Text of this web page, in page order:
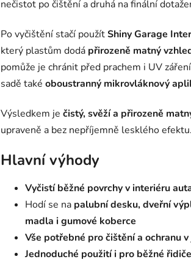
nečistot po čištění a druhá na finální
Po vyčištění stačí použítShiny Garage
který plastům dodá přirozeně matný
pomůže je chránit před prachem i UV
sadě také oboustranný mikrovláknový
Výsledkem je čistý, svěží a přirozeně
upraveně a bez nepříjemně lesklého efektu.
Hlavní výhody
Vyčistí běžné povrchy v interiéru
Hodí se na palubní desku, dveřní
madla i gumové koberce
Vše potřebné pro čištění a ochranu
Jednoduché použití i pro běžné řidiče